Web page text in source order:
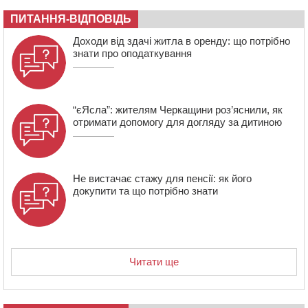
Мокрокалигірського психоневрологічного інтернату
07:23 Уманські міграційники видворили з країни грузина,
який відсидів термін у колонії
ПИТАННЯ-ВІДПОВІДЬ
Доходи від здачі житла в оренду: що потрібно
знати про оподаткування
“єЯсла”: жителям Черкащини роз’яснили, як
отримати допомогу для догляду за дитиною
Не вистачає стажу для пенсії: як його
докупити та що потрібно знати
Читати ще